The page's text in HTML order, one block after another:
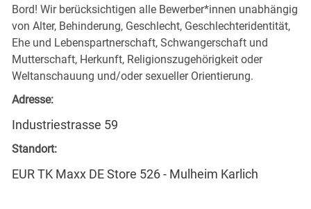
Bord! Wir berücksichtigen alle Bewerber*innen unabhängig
von Alter, Behinderung, Geschlecht, Geschlechteridentität,
Ehe und Lebenspartnerschaft, Schwangerschaft und
Mutterschaft, Herkunft, Religionszugehörigkeit oder
Weltanschauung und/oder sexueller Orientierung.
Adresse:
Industriestrasse 59
Standort:
EUR TK Maxx DE Store 526 - Mulheim Karlich